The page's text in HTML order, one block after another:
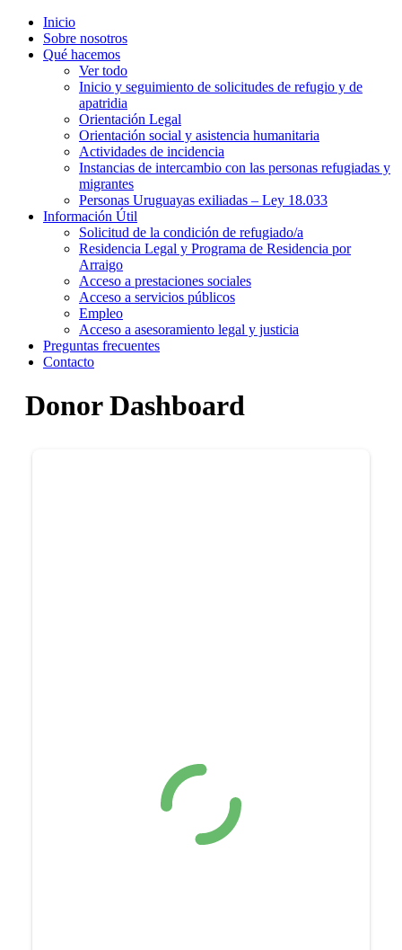
Inicio
Sobre nosotros
Qué hacemos
Ver todo
Inicio y seguimiento de solicitudes de refugio y de
apatridia
Orientación Legal
Orientación social y asistencia humanitaria
Actividades de incidencia
Instancias de intercambio con las personas refugiadas y
migrantes​
Personas Uruguayas exiliadas – Ley 18.033
Información Útil
Solicitud de la condición de refugiado/a
Residencia Legal y Programa de Residencia por
Arraigo
Acceso a prestaciones sociales
Acceso a servicios públicos
Empleo
Acceso a asesoramiento legal y justicia
Preguntas frecuentes
Contacto
Donor Dashboard